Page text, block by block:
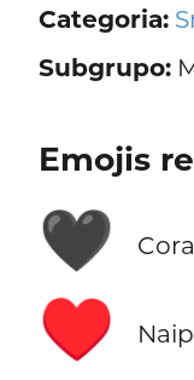
Categoria:
Subgrupo:
Emojis
🖤
♥️